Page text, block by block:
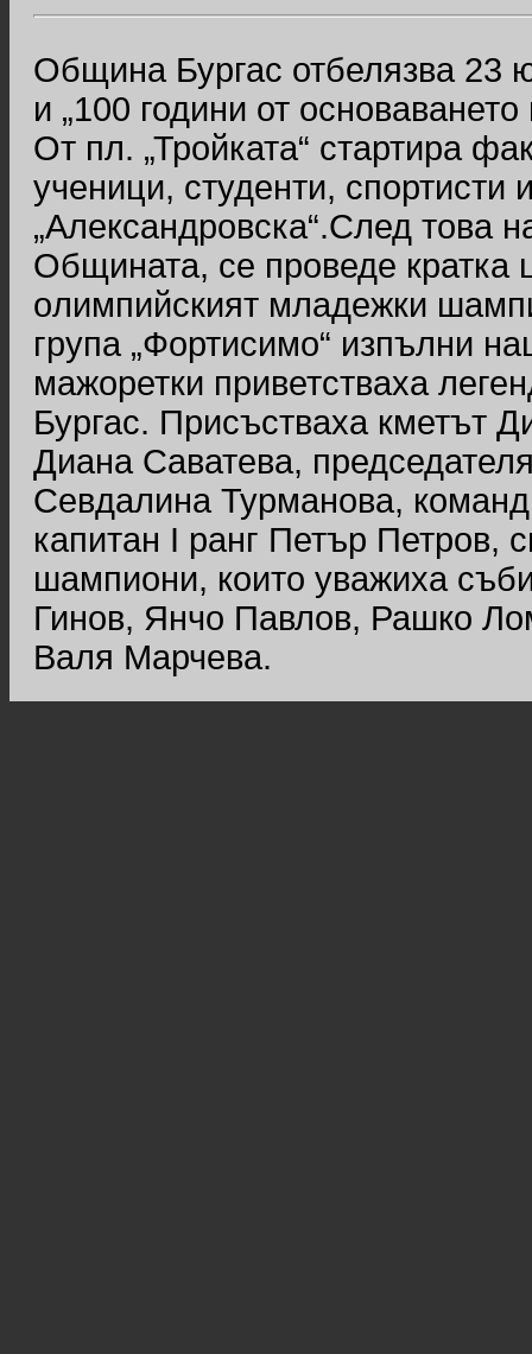
Община Бургас отбелязва 23
и „100 години от
От пл. „Тройката“ стартира
ученици, студенти, спортисти
„Александровска“.След това
Общината, се проведе кратка
oлимпийският младежки
група „Фортисимо“ изпълни
мажоретки приветстваха
Бургас. Присъстваха кметът
Диана Саватева,
Севдалина Турманова,
капитан I ранг Петър Петров,
шампиони, които уважиха
Гинов, Янчо Павлов, Рашко
Валя Марчева.